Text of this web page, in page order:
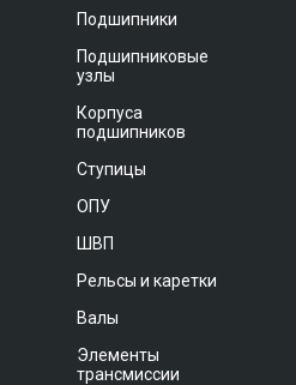
Подшипники
Подшипниковые
узлы
Корпуса
подшипников
Ступицы
ОПУ
ШВП
Рельсы и каретки
Валы
Элементы
трансмиссии